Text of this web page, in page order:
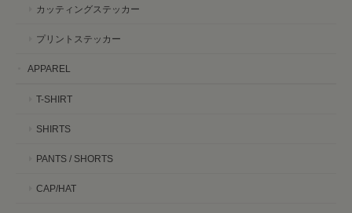
カッティングステッカー
プリントステッカー
APPAREL
T-SHIRT
SHIRTS
PANTS / SHORTS
CAP/HAT